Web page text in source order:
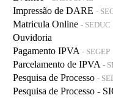
Impressão de DARE -
Matricula Online - SEDUC
Ouvidoria
Pagamento IPVA - SEGEP
Parcelamento de IPVA -
Pesquisa de Processo -
Pesquisa de Processo -